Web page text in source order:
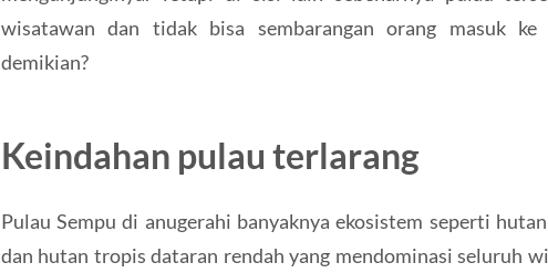
wisatawan dan tidak bisa sembarangan orang masuk ke
demikian?
Keindahan pulau terlarang
Pulau Sempu di anugerahi banyaknya ekosistem seperti
dan hutan tropis dataran rendah yang mendominasi seluruh